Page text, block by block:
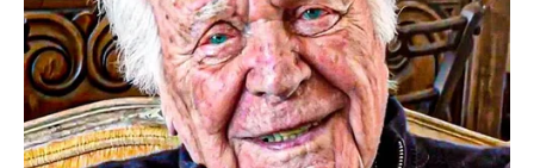
Ljubavni život donosi mnogo emocija. Slobodne Vage
imaju priliku da upoznaju osobu koja će ih odmah
zainteresovati.
Jedan susret ostavlja snažan utisak.